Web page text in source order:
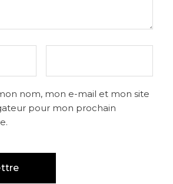
nom, mon e-mail et mon site
pour mon prochain